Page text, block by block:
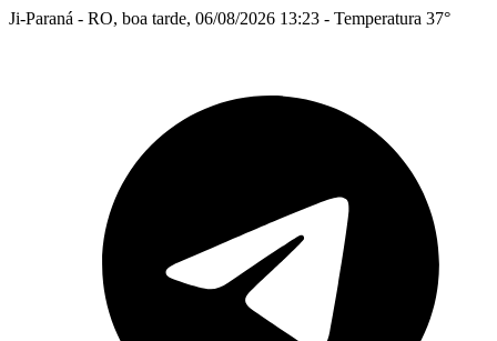
Ji-Paraná - RO, boa tarde, 06/08/2026 13:23 - Temperatura 37°